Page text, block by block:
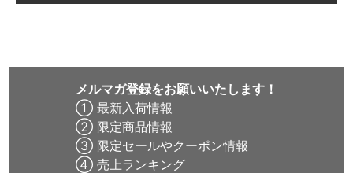
メルマガ登録をお願いいたします！
① 最新入荷情報
② 限定商品情報
③ 限定セールやクーポン情報
④ 売上ランキング